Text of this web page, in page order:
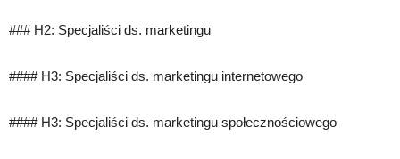
### H2: Specjaliści ds. marketingu
#### H3: Specjaliści ds. marketingu internetowego
#### H3: Specjaliści ds. marketingu społecznościowego